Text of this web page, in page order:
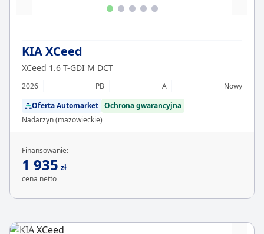
KIA XCeed
XCeed 1.6 T-GDI M DCT
2026 PB A
Nowy
Oferta Automarket Ochrona gwarancyjna
Nadarzyn (mazowieckie)
Finansowanie:
1 935 zł
cena netto